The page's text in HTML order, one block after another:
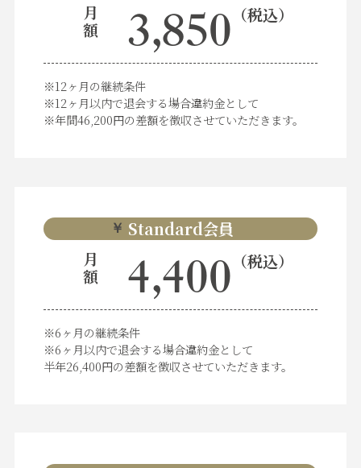
月
額
3,850 （税込）
※12ヶ月の継続条件
※12ヶ月以内で退会する場合違約金として
※年間46,200円の差額を徴収させていただきます。
Standard会員
月
額
￥
4,400 （税込）
※6ヶ月の継続条件
※6ヶ月以内で退会する場合違約金として
半年26,400円の差額を徴収させていただきます。